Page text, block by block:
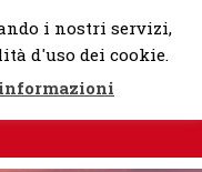
i nostri servizi,
d'uso dei cookie.